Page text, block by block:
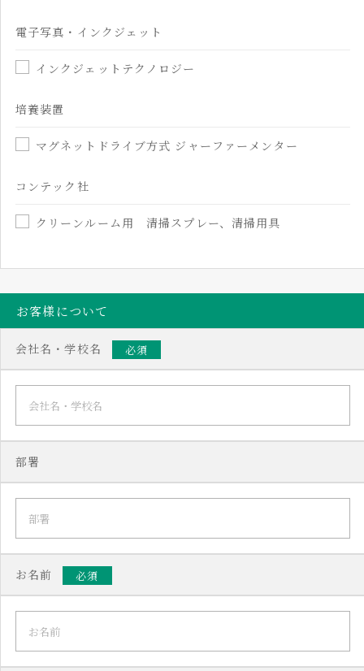
電子写真・インクジェット
インクジェットテクノロジー
培養装置
マグネットドライブ方式 ジャーファーメンター
コンテック社
クリーンルーム用 清掃スプレー、清掃用具
お客様について
会社名・学校名 必須
部署
お名前 必須